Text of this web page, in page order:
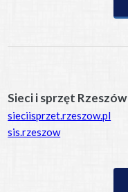
Sieci i sprzęt Rzeszów
sieciisprzet.rzeszow.pl
sis.rzeszow